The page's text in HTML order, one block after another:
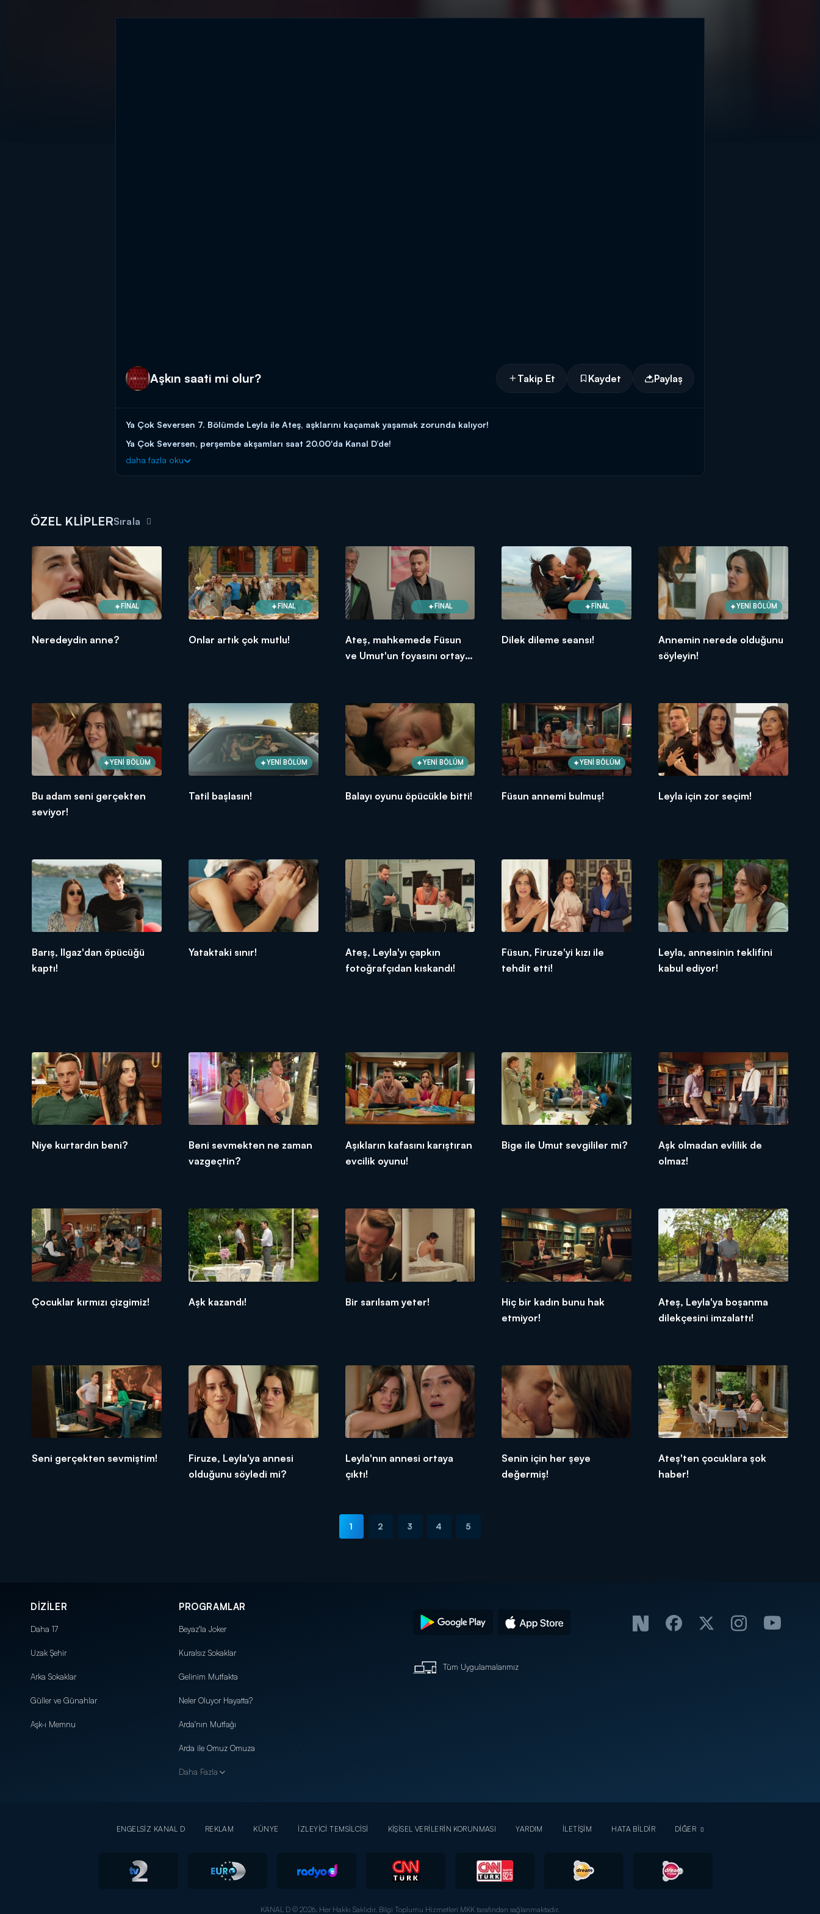
Aşkın saati mi olur? Takip Et Kaydet Paylaş
Ya Çok Seversen 7. Bölümde Leyla ile Ateş, aşklarını kaçamak yaşamak zorunda kalıyor!
Ya Çok Seversen, perşembe akşamları saat 20.00'da Kanal D’de!
daha fazla oku
ÖZEL KLİPLERSırala
FİNAL
Neredeydin anne?
FİNAL
Onlar artık çok mutlu!
FİNAL
Ateş, mahkemede Füsun
ve Umut'un foyasını ortaya
FİNAL
Dilek dileme seansı!
YENİ BÖLÜM
Annemin nerede olduğunu
söyleyin!
YENİ BÖLÜM
Bu adam seni gerçekten
seviyor!
YENİ BÖLÜM
Tatil başlasın!
YENİ BÖLÜM
Balayı oyunu öpücükle bitti!
YENİ BÖLÜM
Füsun annemi bulmuş! Leyla için zor seçim!
Barış, Ilgaz'dan öpücüğü
kaptı!
Yataktaki sınır!
Ateş, Leyla'yı çapkın
fotoğrafçıdan kıskandı!
Füsun, Firuze'yi kızı ile
tehdit etti!
Leyla, annesinin teklifini
kabul ediyor!
Niye kurtardın beni?
Beni sevmekten ne zaman
vazgeçtin?
Aşıkların kafasını karıştıran
evcilik oyunu!
Bige ile Umut sevgililer mi?
Aşk olmadan evlilik de
olmaz!
Çocuklar kırmızı çizgimiz! Aşk kazandı! Bir sarılsam yeter!
Hiç bir kadın bunu hak
etmiyor!
Ateş, Leyla'ya boşanma
dilekçesini imzalattı!
Seni gerçekten sevmiştim!
Firuze, Leyla'ya annesi
olduğunu söyledi mi?
Leyla'nın annesi ortaya
çıktı!
Senin için her şeye
değermiş!
Ateş'ten çocuklara şok
haber!
1 2 3 4 5
DİZİLER
Daha 17
Uzak Şehir
Arka Sokaklar
Güller ve Günahlar
Aşk-ı Memnu
PROGRAMLAR
Beyaz'la Joker
Kuralsız Sokaklar
Gelinim Mutfakta
Neler Oluyor Hayatta?
Arda'nın Mutfağı
Arda ile Omuz Omuza
Daha Fazla
Tüm Uygulamalarımız
ENGELSİZ KANAL D REKLAM KÜNYE İZLEYİCİ TEMSİLCİSİ KİŞİSEL VERİLERİN KORUNMASI YARDIM İLETİŞİM HATA BİLDİR DİĞER
KANAL D © 2026. Her Hakkı Saklıdır. Bilgi Toplumu Hizmetleri MKK tarafından sağlanmaktadır.